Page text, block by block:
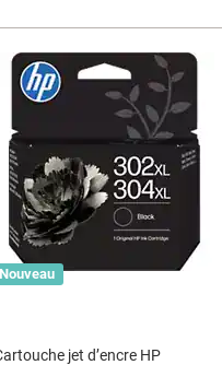
Nouveau
jet d’encre HP